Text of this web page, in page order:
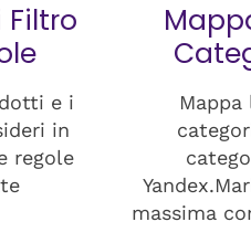
Filtro
e i
in
regole
massima